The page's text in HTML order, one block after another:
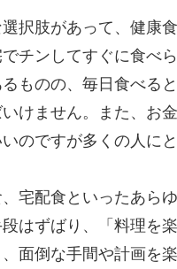
択肢があって、健康
チンしてすぐに食べ
ものの、毎日食べる
いけません。また、お
のですが多くの人に
宅配食といったあら
はずばり、「料理を
面倒な手間や計画を